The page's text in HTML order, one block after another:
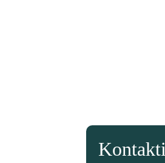
Kontakti